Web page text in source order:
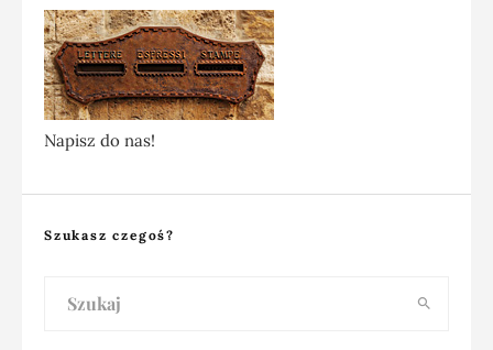
Napisz do nas!
Szukasz czegoś?